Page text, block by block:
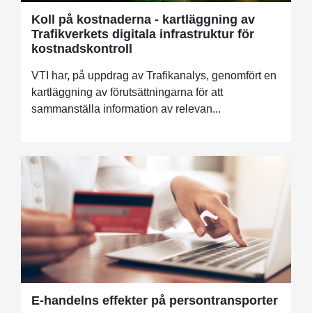
Koll på kostnaderna - kartläggning av
Trafikverkets digitala infrastruktur för
kostnadskontroll
VTI har, på uppdrag av Trafikanalys, genomfört en
kartläggning av förutsättningarna för att
sammanställa information av relevan...
E-handelns effekter på persontransporter